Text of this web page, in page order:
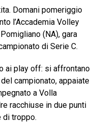
Domani pomeriggio
l’Accademia Volley
(NA), gara
di Serie C.
ai play off: si affrontano
campionato, appaiate
a Volla
racchiuse in due punti
di troppo.